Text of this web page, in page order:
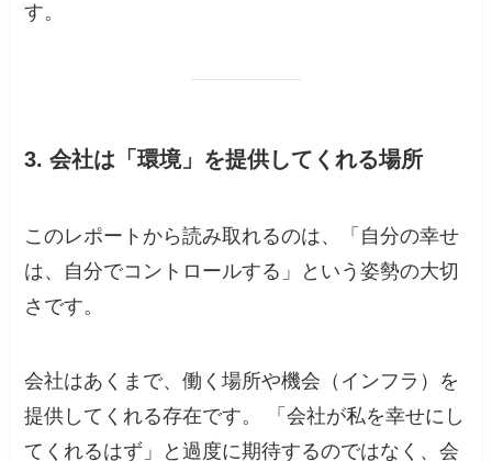
す。
3. 会社は「環境」を提供してくれる場所
このレポートから読み取れるのは、「自分の幸せ
は、自分でコントロールする」という姿勢の大切
さです。
会社はあくまで、働く場所や機会（インフラ）を
提供してくれる存在です。 「会社が私を幸せにし
てくれるはず」と過度に期待するのではなく、会